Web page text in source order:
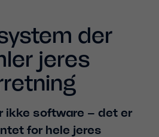
der
jeres
ikke software – det er
for hele jeres